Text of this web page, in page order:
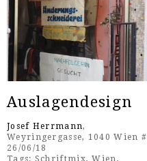
Auslagendesign
Josef Herrmann,
Weyringergasse, 1040 Wien #
26/06/18
Tags: Schriftmix,Wien,